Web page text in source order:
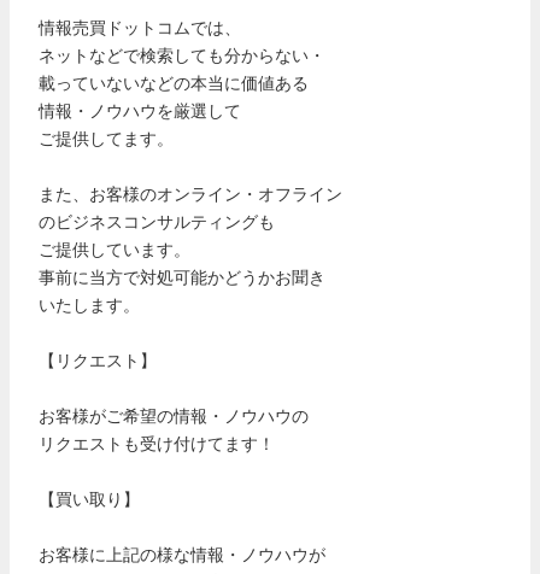
情報売買ドットコムでは、
ネットなどで検索しても分からない・
載っていないなどの本当に価値ある
情報・ノウハウを厳選して
ご提供してます。
また、お客様のオンライン・オフライン
のビジネスコンサルティングも
ご提供しています。
事前に当方で対処可能かどうかお聞き
いたします。
【リクエスト】
お客様がご希望の情報・ノウハウの
リクエストも受け付けてます！
【買い取り】
お客様に上記の様な情報・ノウハウが